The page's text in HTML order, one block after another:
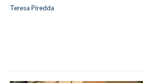
Teresa Piredda